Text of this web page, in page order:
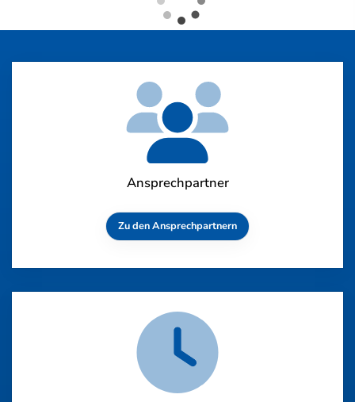
Ansprechpartner
Zu den Ansprechpartnern